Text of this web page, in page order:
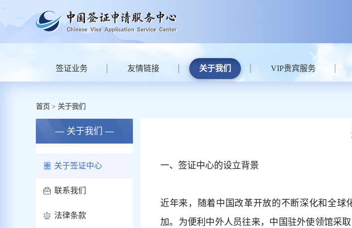
签证业务 友情链接 关于我们 VIP贵宾服务
首页 > 关于我们
— 关于我们 —
关于签证中心
联系我们
法律条款
一、签证中心的设立背景
近年来，随着中国改革开放的不断深化和全
加。为便利中外人员往来，中国驻外使领馆采